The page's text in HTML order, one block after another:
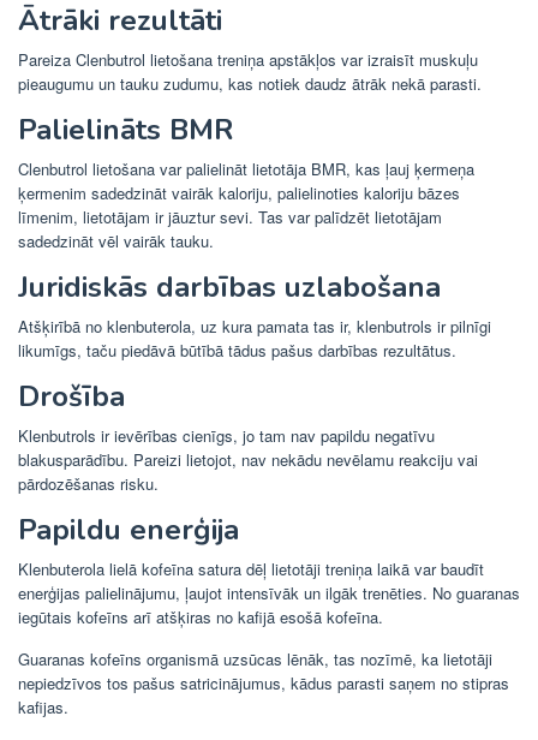
Ātrāki rezultāti
Pareiza Clenbutrol lietošana treniņa apstākļos var izraisīt muskuļu
pieaugumu un tauku zudumu, kas notiek daudz ātrāk nekā parasti.
Palielināts BMR
Clenbutrol lietošana var palielināt lietotāja BMR, kas ļauj ķermeņa
ķermenim sadedzināt vairāk kaloriju, palielinoties kaloriju bāzes
līmenim, lietotājam ir jāuztur sevi. Tas var palīdzēt lietotājam
sadedzināt vēl vairāk tauku.
Juridiskās darbības uzlabošana
Atšķirībā no klenbuterola, uz kura pamata tas ir, klenbutrols ir pilnīgi
likumīgs, taču piedāvā būtībā tādus pašus darbības rezultātus.
Drošība
Klenbutrols ir ievērības cienīgs, jo tam nav papildu negatīvu
blakusparādību. Pareizi lietojot, nav nekādu nevēlamu reakciju vai
pārdozēšanas risku.
Papildu enerģija
Klenbuterola lielā kofeīna satura dēļ lietotāji treniņa laikā var baudīt
enerģijas palielinājumu, ļaujot intensīvāk un ilgāk trenēties. No guaranas
iegūtais kofeīns arī atšķiras no kafijā esošā kofeīna.
Guaranas kofeīns organismā uzsūcas lēnāk, tas nozīmē, ka lietotāji
nepiedzīvos tos pašus satricinājumus, kādus parasti saņem no stipras
kafijas.